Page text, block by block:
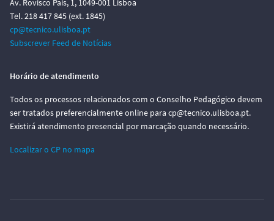
Av. Rovisco Pais, 1, 1049-001 Lisboa
Tel. 218 417 845 (ext. 1845)
cp@tecnico.ulisboa.pt
Subscrever Feed de Notícias
Horário de atendimento
Todos os processos relacionados com o Conselho Pedagógico devem
ser tratados preferencialmente online para cp@tecnico.ulisboa.pt.
Existirá atendimento presencial por marcação quando necessário.
Localizar o CP no mapa